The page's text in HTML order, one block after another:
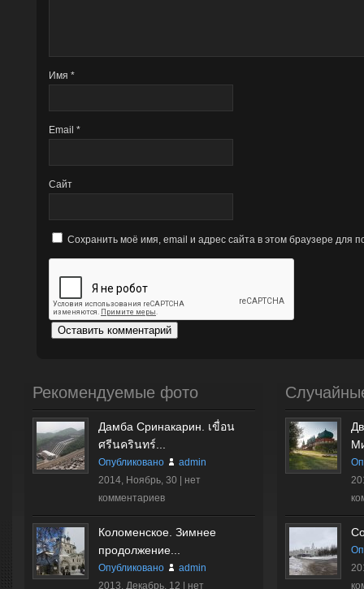
Имя *
Email *
Сайт
Сохранить моё имя, email и адрес сайта в этом браузере для
Рекомендуемые фото
Дамба Сринакарин. เขื่อน
ศรีนครินทร์...
Опубликовано
admin
2014, Ноябрь, 30 | нет
комментариев
Коломенское. Зимнее
продолжение...
Опубликовано
admin
2013, Декабрь, 12 | нет